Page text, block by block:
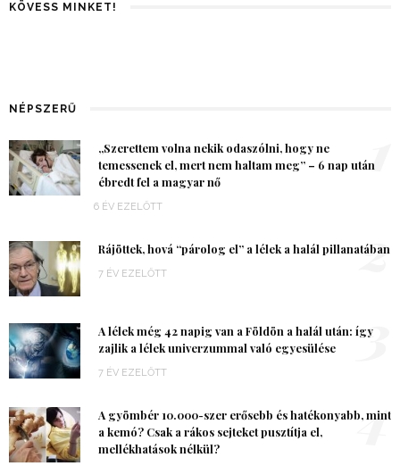
KÖVESS MINKET!
NÉPSZERŰ
„Szerettem volna nekik odaszólni, hogy ne
temessenek el, mert nem haltam meg” – 6 nap után
ébredt fel a magyar nő
6 ÉV EZELŐTT
1
Rájöttek, hová “párolog el” a lélek a halál pillanatában
7 ÉV EZELŐTT 2
A lélek még 42 napig van a Földön a halál után: így
zajlik a lélek univerzummal való egyesülése
7 ÉV EZELŐTT
3
A gyömbér 10.000-szer erősebb és hatékonyabb, mint
a kemó? Csak a rákos sejteket pusztítja el,
mellékhatások nélkül?
4